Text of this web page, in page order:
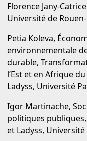
Florence Jany-
Université de
Petia Koleva,
environnementale
durable,
l’Est et en Afrique
Ladyss, Université
Igor Martinache,
politiques
et Ladyss, Université